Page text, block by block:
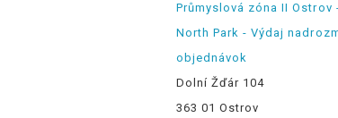
Průmyslová zóna II Ostrov
North Park - Výdaj
objednávok
Dolní Žďár 104
363 01 Ostrov